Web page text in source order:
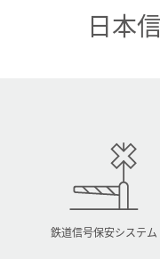
日本
鉄道信号保安システム